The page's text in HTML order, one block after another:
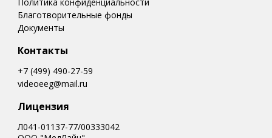
Благотворительные фонды
Документы
Контакты
+7 (499) 490-27-59
videoeeg@mail.ru
Лицензия
Л041-01137-77/00333042